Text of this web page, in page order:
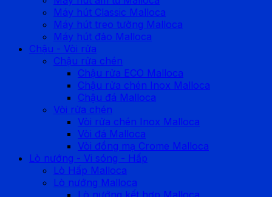
Máy hút Classic Malloca
Máy hút treo tường Malloca
Máy hút đảo Malloca
Chậu - Vòi rửa
Chậu rửa chén
Chậu rửa ECO Malloca
Chậu rửa chén Inox Malloca
Chậu đá Malloca
Vòi rửa chén
Vòi rửa chén Inox Malloca
Vòi đá Malloca
Vòi đồng mạ Crome Malloca
Lò nướng - Vi sóng - Hấp
Lò Hấp Malloca
Lò nướng Malloca
Lò nướng kết hợp Malloca